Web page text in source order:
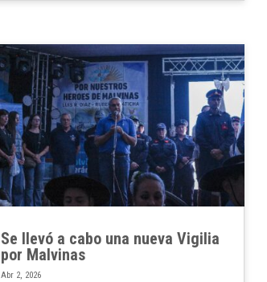
Se llevó a cabo una nueva Vigilia
por Malvinas
Abr 2, 2026